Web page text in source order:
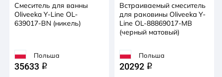
Смеситель для ванны
Oliveeka Y-Line OL-
639017-BN (никель)
Польша
35633 q
Встраиваемый смеситель
для раковины Oliveeka Y-
Line OL-88869017-MB
(черный матовый)
Польша
20292 q